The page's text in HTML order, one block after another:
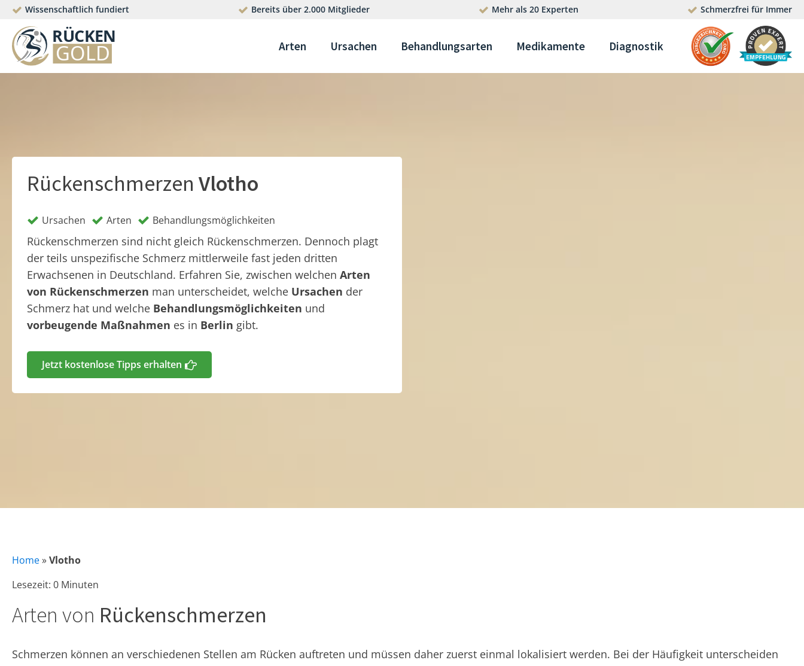
Wissenschaftlich fundiert Bereits über 2.000 Mitglieder Mehr als 20 Experten Schmerzfrei für Immer
Arten Ursachen Behandlungsarten Medikamente Diagnostik
Rückenschmerzen Vlotho
Ursachen Arten Behandlungsmöglichkeiten
Rückenschmerzen sind nicht gleich Rückenschmerzen. Dennoch plagt
der teils unspezifische Schmerz mittlerweile fast jeden dritten
Erwachsenen in Deutschland. Erfahren Sie, zwischen welchen Arten
von Rückenschmerzen man unterscheidet, welche Ursachen der
Schmerz hat und welche Behandlungsmöglichkeiten und
vorbeugende Maßnahmen es in Berlin gibt.
Jetzt kostenlose Tipps erhalten
Home»Vlotho
Lesezeit: 0 Minuten
Arten von Rückenschmerzen
Schmerzen können an verschiedenen Stellen am Rücken auftreten und müssen daher zuerst einmal lokalisiert werden. Bei der Häufigkeit unterscheiden